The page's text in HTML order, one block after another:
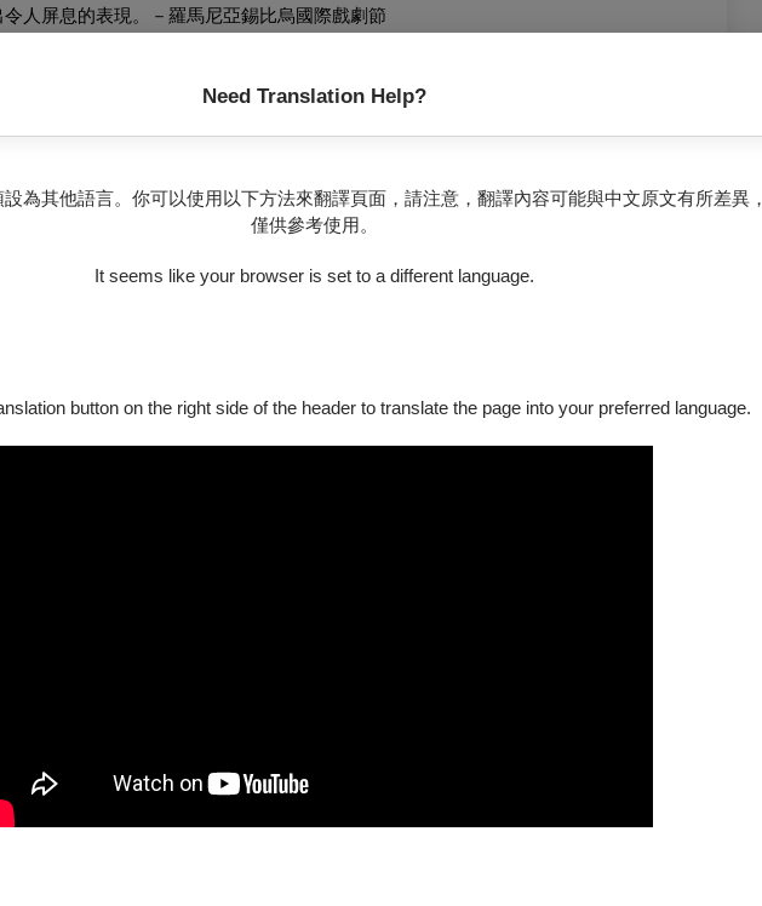
Need Translation Help?
為其他語言。你可以使用以下方法來翻譯頁面，請注意，翻譯內容可能與中文原文有所差異，
僅供參考使用。
It seems like your browser is set to a different language.
button on the right side of the header to translate the page into your preferred language.
人屏息的表現。－羅馬尼亞錫比烏國際戲劇節
moment creating a breathtaking performance. －Sibiu International Theatre Festival
為英國舞台帶來嶄新的戲劇形式。－英國網站《年輕人劇場》
common people and is devoted to experimentation, and brings with it a new form of
。畢業於國立臺北藝術大學劇場藝術研究所，大學時期返鄉創立阮劇團，長年於嘉義
作核心，探索其與現代劇場接軌之可能性。近期主導創作包括《十殿》、《你嘛好
路：七天》、《嫁妝一牛車》等。
帶著戲偶遊走於全球舞台，演出足跡遍佈世界五大洲，2001年定居法國至今。演出之
校沙勒維爾梅濟耶爾（l‘École Nationale Supérieure des Arts de la Marionnette）擔
西、以色列、澳大利亞等國家開辦大師班。
學，將在地的民俗文化揉合於現代戲劇中，也思考、實踐著，讓表演藝術更積極地走
多次入圍台新藝術獎，並曾代表臺灣至英國愛丁堡藝穗節、羅馬尼亞錫比烏國際戲劇